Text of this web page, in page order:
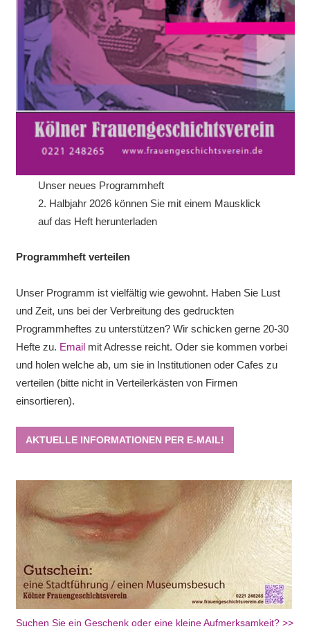
Unser neues Programmheft
2. Halbjahr 2026 können Sie mit einem Mausklick
auf das Heft herunterladen
Programmheft verteilen
Unser Programm ist vielfältig wie gewohnt. Haben Sie Lust
und Zeit, uns bei der Verbreitung des gedruckten
Programmheftes zu unterstützen? Wir schicken gerne 20-30
Hefte zu. Emailmit Adresse reicht. Oder sie kommen vorbei
und holen welche ab, um sie in Institutionen oder Cafes zu
verteilen (bitte nicht in Verteilerkästen von Firmen
einsortieren).
AKTUELLE INFORMATIONEN PER E-MAIL!
Suchen Sie ein Geschenk oder eine kleine Aufmerksamkeit? >>